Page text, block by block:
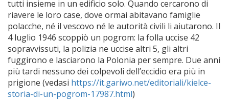
tutti insieme in un edificio solo. Quando cercarono di
riavere le loro case, dove ormai abitavano famiglie
polacche, né il vescovo né le autorità civili li aiutarono. Il
4 luglio 1946 scoppiò un pogrom: la folla uccise 42
sopravvissuti, la polizia ne uccise altri 5, gli altri
fuggirono e lasciarono la Polonia per sempre. Due anni
più tardi nessuno dei colpevoli dell’eccidio era più in
prigione (vedasi https://it.gariwo.net/editoriali/kielce-
storia-di-un-pogrom-17987.html)